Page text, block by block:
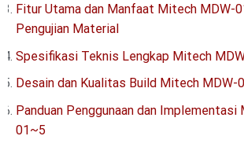
Fitur Utama dan Manfaat Mitech MDW-
Pengujian Material
Spesifikasi Teknis Lengkap Mitech
Desain dan Kualitas Build Mitech MDW-
Panduan Penggunaan dan Implementasi
01~5